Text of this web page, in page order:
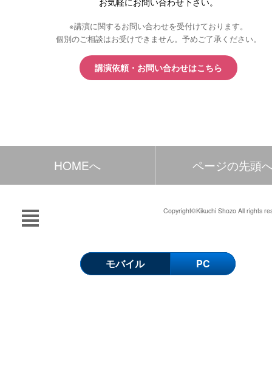
※講演に関するお問い合わせを受付けております。
個別のご相談はお受けできません。予めご了承ください。
講演依頼・お問い合わせはこちら
HOMEへ ページの先頭
Copyright©Kikuchi Shozo All rights
モバイル PC